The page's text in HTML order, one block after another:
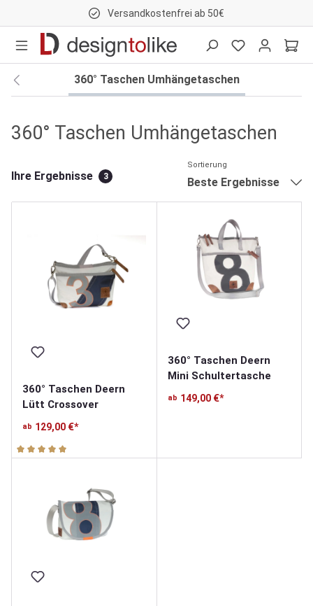
Versandkostenfrei ab 50€
360° Taschen Umhängetaschen
360° Taschen Umhängetaschen
Ihre Ergebnisse 3
Sortierung
Beste Ergebnisse
360° Taschen Deern
Lütt Crossover
ab 129,00 €*
Durchschnittliche Bewertung von 5 von 5 Sternen
360° Taschen Deern
Mini Schultertasche
ab 149,00 €*